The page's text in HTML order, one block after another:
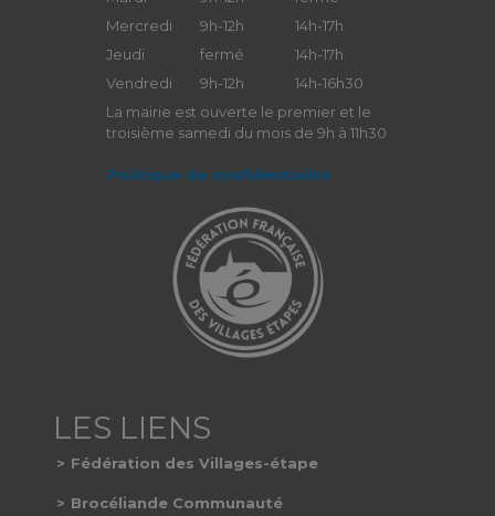
Mercredi
9h-12h
14h-17h
Jeudi
fermé
14h-17h
Vendredi
9h-12h
14h-16h30
La mairie est ouverte le premier et le
troisième samedi du mois de 9h à 11h30
Politique de confidentialité
Fédération des Villages-étape
Brocéliande Communauté